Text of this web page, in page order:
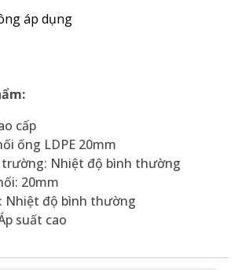
áp dụng
cấp
ống LDPE 20mm
Nhiệt độ bình thường
20mm
Nhiệt độ bình thường
suất cao